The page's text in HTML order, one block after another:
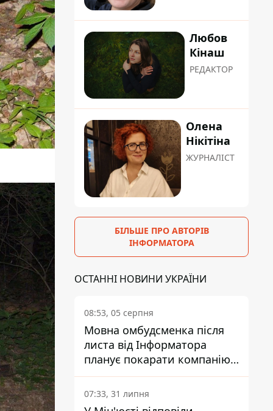
Любов
Кінаш
РЕДАКТОР
Олена
Нікітіна
ЖУРНАЛІСТ
БІЛЬШЕ ПРО АВТОРІВ
ІНФОРМАТОРА
ОСТАННІ НОВИНИ УКРАЇНИ
08:53, 05 серпня
Мовна омбудсменка після
листа від Інформатора
планує покарати компанію-
підрядника ПриватБанку
07:33, 31 липня